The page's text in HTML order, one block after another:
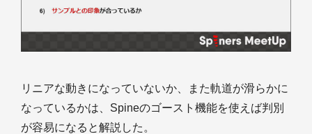
リニアな動きになっていないか、また軌道が滑らかに
なっているかは、Spineのゴースト機能を使えば判別
が容易になると解説した。